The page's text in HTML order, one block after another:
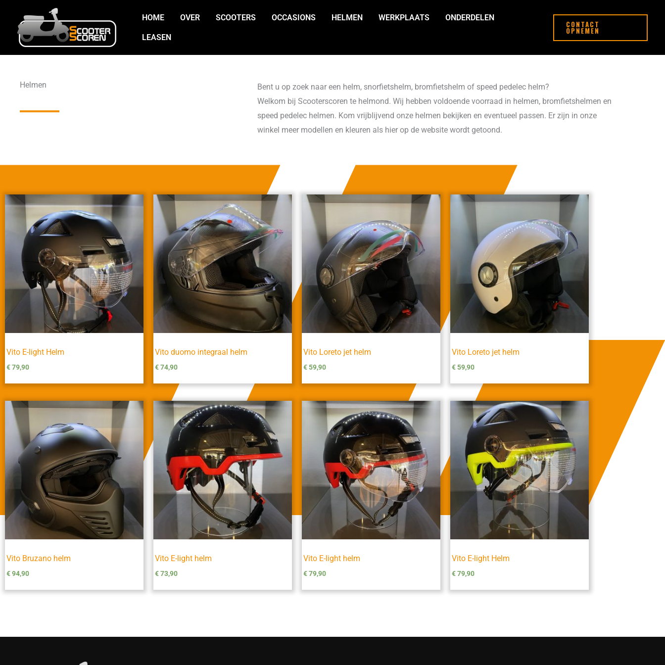
inhoud
HOME OVER SCOOTERS OCCASIONS HELMEN WERKPLAATS ONDERDELEN
LEASEN
CONTACT
OPNEMEN
Helmen
Bent u op zoek naar een helm, snorfietshelm, bromfietshelm of speed pedelec helm?
Welkom bij Scooterscoren te helmond. Wij hebben voldoende voorraad in helmen, bromfietshelmen en
speed pedelec helmen. Kom vrijblijvend onze helmen bekijken en eventueel passen. Er zijn in onze
winkel meer modellen en kleuren als hier op de website wordt getoond.
Vito E-light Helm
€79,90
Vito duomo integraal helm
€74,90
Vito Loreto jet helm
€59,90
Vito Loreto jet helm
€59,90
Vito Bruzano helm
€94,90
Vito E-light helm
€73,90
Vito E-light helm
€79,90
Vito E-light Helm
€79,90